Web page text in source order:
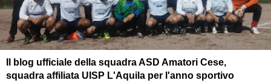
Il blog ufficiale della squadra ASD Amatori Cese,
squadra affiliata UISP L'Aquila per l'anno sportivo